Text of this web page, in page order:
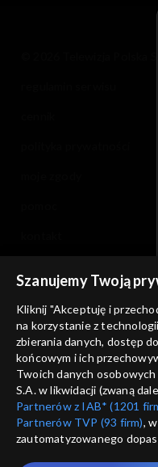
informacje o dostawcy
Szanujemy Twoją
Kliknij "Akceptuję i
na korzystanie z
zbierania danych, dostęp
końcowym i ich
Twoich danych osobowych
S.A. w likwidacji (zwaną
Partnerów z IAB* (1201
Partnerów TVP (93 firm),
zautomatyzowanego